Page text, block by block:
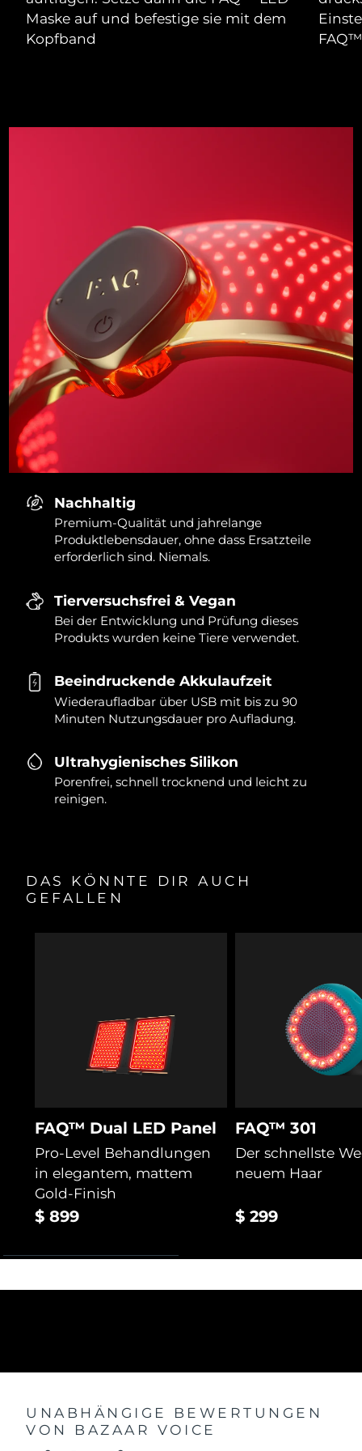
Maske auf und befestige sie mit dem
Kopfband
Nachhaltig
Premium-Qualität und jahrelange
Produktlebensdauer, ohne dass Ersatzteile
erforderlich sind. Niemals.
Tierversuchsfrei & Vegan
Bei der Entwicklung und Prüfung dieses
Produkts wurden keine Tiere verwendet.
Beeindruckende Akkulaufzeit
Wiederaufladbar über USB mit bis zu 90
Minuten Nutzungsdauer pro Aufladung.
Ultrahygienisches Silikon
Porenfrei, schnell trocknend und leicht zu
reinigen.
DAS KÖNNTE DIR AUCH
GEFALLEN
FAQ™ Dual LED Panel
Pro-Level Behandlungen
in elegantem, mattem
Gold-Finish
$ 899
FAQ™ 301
Der schnellste
neuem Haar
$ 299
UNABHÄNGIGE BEWERTUNGEN
VON BAZAAR VOICE